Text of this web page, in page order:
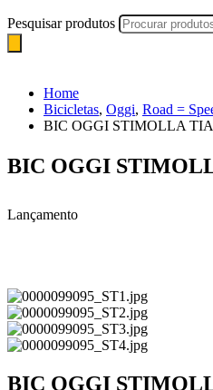
Pesquisar produtos
Home
Bicicletas, Oggi, Road =
BIC OGGI STIMOLLA
BIC OGGI
Lançamento
BIC OGGI